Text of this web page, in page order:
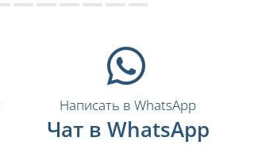
Написать в WhatsApp
Чат в WhatsApp